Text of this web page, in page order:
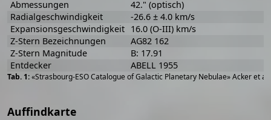
«Strasbourg-ESO Catalogue of Galactic Planetary Nebulae» Acker et
Abmessungen
42." (optisch)
Radialgeschwindigkeit
-26.6 ± 4.0 km/s
Expansionsgeschwindigkeit 16.0 (O-III) km/s
Z-Stern Bezeichnungen
AG82 162
Z-Stern Magnitude
B: 17.91
Entdecker
ABELL 1955
Auffindkarte